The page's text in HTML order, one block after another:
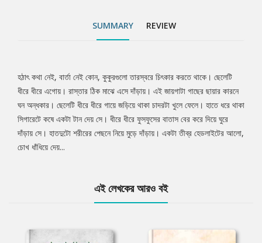
SUMMARY REVIEW
Tab
Article
হঠাৎ কথা নেই, বার্তা নেই কোন, কুকুরগুলো তারস্বরে চিৎকার করতে থাকে। ছেলেটি
ধীরে ধীরে এগোয়। রাস্তার ঠিক মাঝে এসে দাঁড়ায়। এই জায়গাটা গাছের ছায়ার কারনে
ঘন অন্ধকার। ছেলেটি ধীরে ধীরে গায়ে জড়িয়ে থাকা চাদরটা খুলে ফেলে। হাতে ধরে থাকা
সিগারেটে কষে একটা টান দেয় সে। ধীরে ধীরে ফুসফুসের বাতাস বের করে দিয়ে ঘুরে
দাঁড়ায় সে। হাতদুটো শরীরের পেছনে নিয়ে মুড়ে দাঁড়ায়। একটা তীব্র হেডলাইটের আলো,
চোখ ধাঁধিয়ে দেয়...
এই লেখকের আরও বই